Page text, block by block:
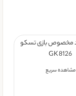
مشاهده سریع